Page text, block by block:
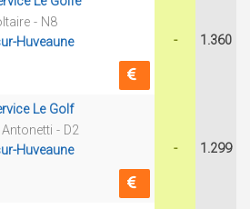
- N8
Huveaune - 1.360
Le Golf
- D2
Huveaune - 1.299